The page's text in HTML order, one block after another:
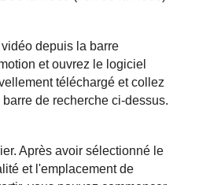
depuis la barre
et ouvrez le logiciel
téléchargé et collez
de recherche ci-dessus.
Après avoir sélectionné le
et l'emplacement de